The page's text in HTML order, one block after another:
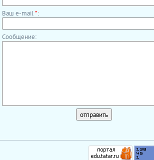
Ваш e-mail*:
Сообщение: